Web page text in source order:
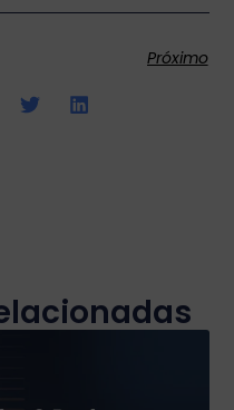
Próximo